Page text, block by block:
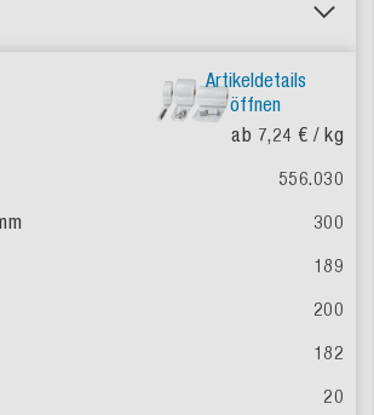
Artikeldetails
öffnen
ab 7,24 € / kg
556.030
300
189
200
182
20